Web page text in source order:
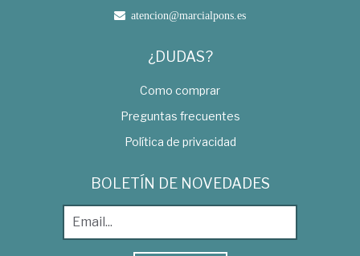
atencion@marcialpons.es
¿DUDAS?
Como comprar
Preguntas frecuentes
Política de privacidad
BOLETÍN DE NOVEDADES